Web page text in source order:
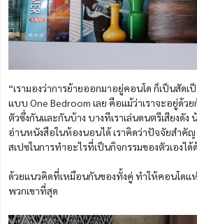
“เรามองว่าการย้ายออกมาอยู่คอนโด ก็เป็นสัด
แบบ One Bedroom เลย คือแม้ว่าเราจะอยู่ด้ว
ตัวซึ่งกันและกันบ้าง บางทีเราเล่นดนตรีเสียงดัง
อ่านหนังสือในห้องนอนได้ เราคิดว่าปัจจัยสำคั
สเปซในการทำอะไรที่เป็นกิจกรรมของตัวเองได้
ด้วยแนวคิดที่เหมือนกันของทั้งคู่ ทำให้คอนโด
พวกเขาที่สุด